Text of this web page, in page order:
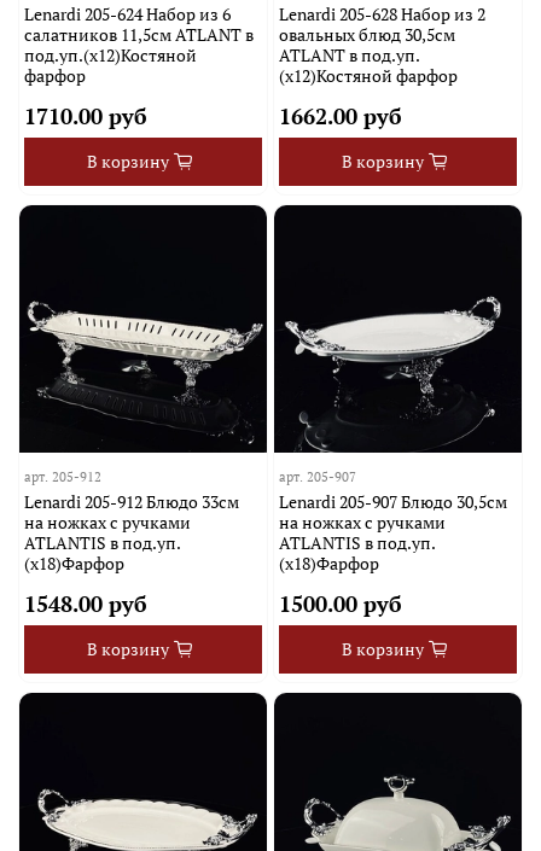
Lenardi 205-624 Набор из 6
салатников 11,5см ATLANT в
под.уп.(х12)Костяной
фарфор
1710.00 руб
В корзину
Lenardi 205-628 Набор из 2
овальных блюд 30,5см
ATLANT в под.уп.
(х12)Костяной фарфор
1662.00 руб
В корзину
арт.205-912
Lenardi 205-912 Блюдо 33см
на ножках с ручками
ATLANTIS в под.уп.
(х18)Фарфор
1548.00 руб
В корзину
арт. 205-907
Lenardi 205-907 Блюдо 30,5см
на ножках с ручками
ATLANTIS в под.уп.
(х18)Фарфор
1500.00 руб
В корзину